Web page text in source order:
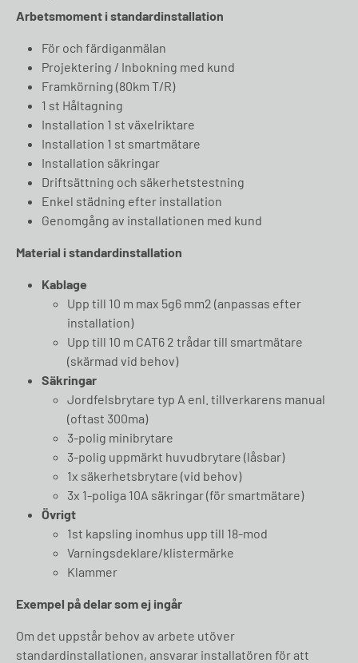
Arbetsmoment i standardinstallation
För och färdiganmälan
Projektering / Inbokning med kund
Framkörning (80km T/R)
1 st Håltagning
Installation 1 st växelriktare
Installation 1 st smartmätare
Installation säkringar
Driftsättning och säkerhetstestning
Enkel städning efter installation
Genomgång av installationen med kund
Material i standardinstallation
Kablage
Upp till 10 m max 5g6 mm2 (anpassas efter
installation)
Upp till 10 m CAT6 2 trådar till smartmätare
(skärmad vid behov)
Säkringar
Jordfelsbrytare typ A enl. tillverkarens manual
(oftast 300ma)
3-polig minibrytare
3-polig uppmärkt huvudbrytare (låsbar)
1x säkerhetsbrytare (vid behov)
3x 1-poliga 10A säkringar (för smartmätare)
Övrigt
1st kapsling inomhus upp till 18-mod
Varningsdeklare/klistermärke
Klammer
Exempel på delar som ej ingår
Om det uppstår behov av arbete utöver
standardinstallationen, ansvarar installatören för att